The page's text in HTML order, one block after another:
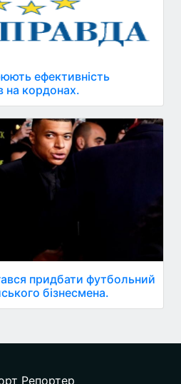
ефективність
на кордонах.
придбати футбольний
бізнесмена.
Репортер